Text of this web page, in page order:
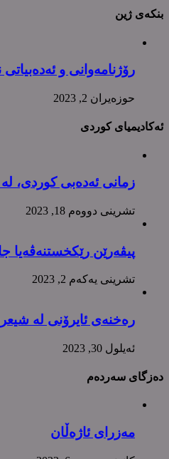
بنکەی ژین
رۆژنامەوانی و
حوزه‌یران 2, 2023
ئەکادیمیای کوردی
زمانی ئەدەبی کوردی، لە
تشرینی دووه‌م 18, 2023
پیڤەرێن رێکخستنەڤەیا
تشرینی یه‌كه‌م 2, 2023
رەخنەی ئایرۆنی لە شیعری
ئه‌یلول 30, 2023
دەزگای سەردەم
مەزرای ئاژەڵان